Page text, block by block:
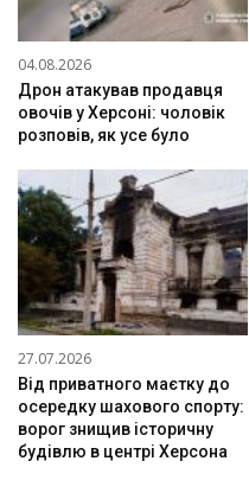
04.08.2026
Дрон атакував продавця
овочів у Херсоні: чоловік
розповів, як усе було
27.07.2026
Від приватного маєтку до
осередку шахового спорту:
ворог знищив історичну
будівлю в центрі Херсона